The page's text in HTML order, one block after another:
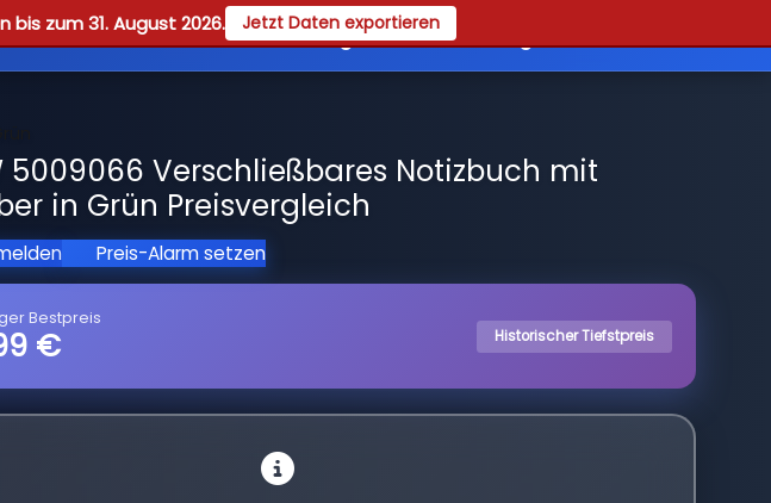
zum 31. August 2026. Jetzt Daten exportieren
Reviews Guides Registrieren
5009066 Verschließbares Notizbuch mit
in Grün Preisvergleich
Preis-Alarm setzen
Bestpreis
€ Historischer Tiefstpreis